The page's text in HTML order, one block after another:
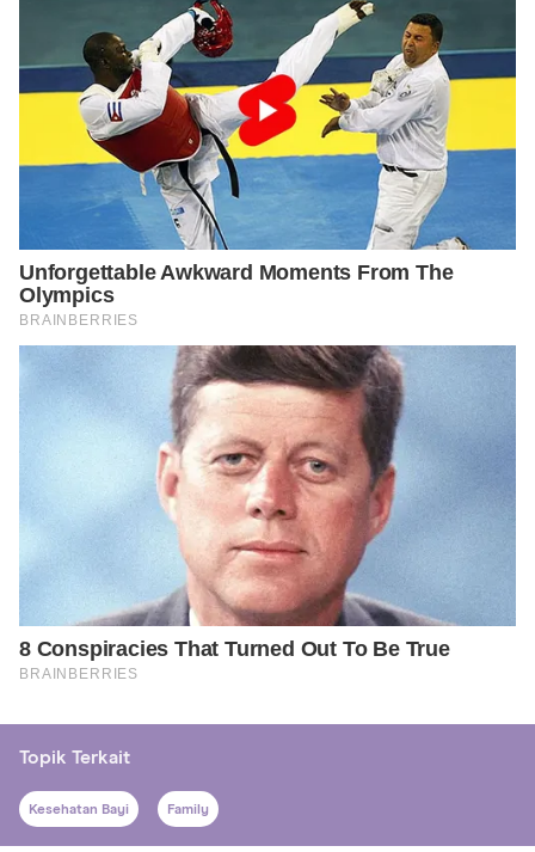
Topik Terkait
Kesehatan Bayi Family